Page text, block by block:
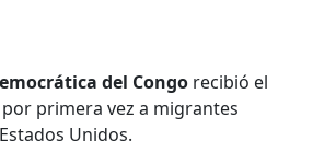
del Congo recibió el
primera vez a migrantes
Unidos.